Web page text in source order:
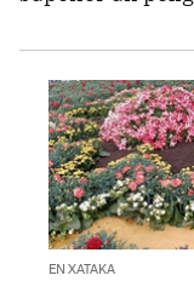
EN XATAKA